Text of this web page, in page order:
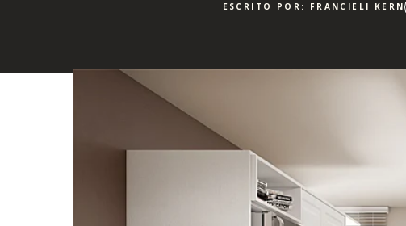
ESCRITO POR: FRANCIELI KERN